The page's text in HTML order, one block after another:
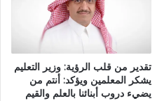
تقدير من قلب الرؤية: وزير التعليم
يشكر المعلمين ويؤكد: أنتم من
يضيء دروب أبنائنا بالعلم والقيم